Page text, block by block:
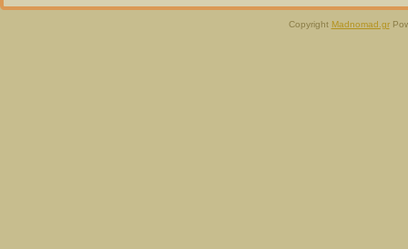
Copyright Madnomad.gr